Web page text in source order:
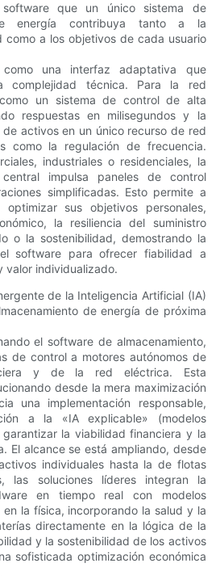
que un único sistema de
energía contribuya tanto a la
como a los objetivos de cada usuario
una interfaz adaptativa que
complejidad técnica. Para la red
un sistema de control de alta
respuestas en milisegundos y la
activos en un único recurso de red
como la regulación de frecuencia.
industriales o residenciales, la
central impulsa paneles de control
simplificadas. Esto permite a
optimizar sus objetivos personales,
la resiliencia del suministro
o la sostenibilidad, demostrando la
software para ofrecer fiabilidad a
valor individualizado.
de la Inteligencia Artificial (IA)
de energía de próxima
el software de almacenamiento,
de control a motores autónomos de
y de la red eléctrica. Esta
desde la mera maximización
una implementación responsable,
a la «IA explicable» (modelos
la viabilidad financiera y la
El alcance se está ampliando, desde
individuales hasta la de flotas
las soluciones líderes integran la
en tiempo real con modelos
la física, incorporando la salud y la
directamente en la lógica de la
y la sostenibilidad de los activos
sofisticada optimización económica